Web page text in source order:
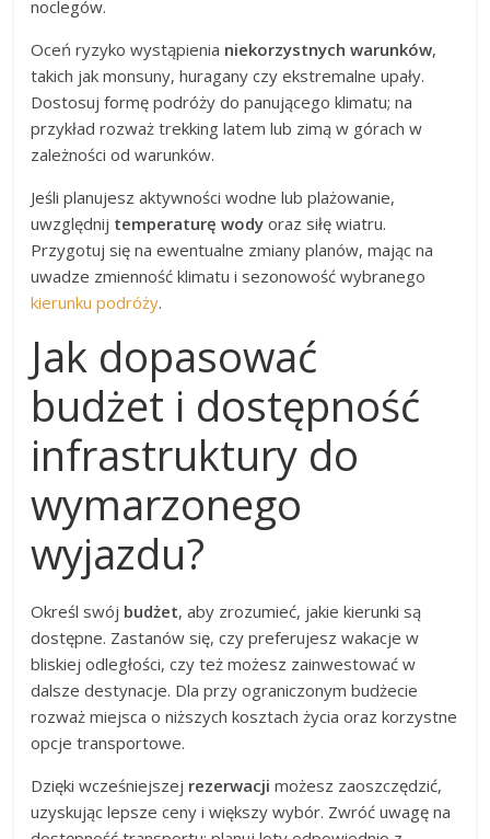
noclegów.
Oceń ryzyko wystąpienia niekorzystnych warunków,
takich jak monsuny, huragany czy ekstremalne upały.
Dostosuj formę podróży do panującego klimatu; na
przykład rozważ trekking latem lub zimą w górach w
zależności od warunków.
Jeśli planujesz aktywności wodne lub plażowanie,
uwzględnij temperaturę wody oraz siłę wiatru.
Przygotuj się na ewentualne zmiany planów, mając na
uwadze zmienność klimatu i sezonowość wybranego
kierunku podróży.
Jak dopasować
budżet i dostępność
infrastruktury do
wymarzonego
wyjazdu?
Określ swój budżet, aby zrozumieć, jakie kierunki są
dostępne. Zastanów się, czy preferujesz wakacje w
bliskiej odległości, czy też możesz zainwestować w
dalsze destynacje. Dla przy ograniczonym budżecie
rozważ miejsca o niższych kosztach życia oraz korzystne
opcje transportowe.
Dzięki wcześniejszej rezerwacji możesz zaoszczędzić,
uzyskując lepsze ceny i większy wybór. Zwróć uwagę na